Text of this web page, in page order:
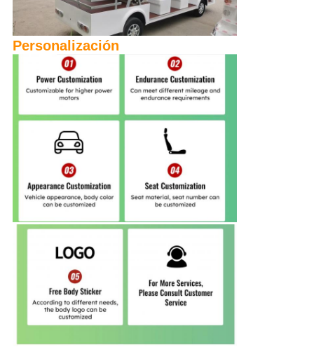
Personalización